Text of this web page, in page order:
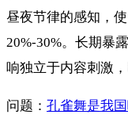
昼夜节律的感知，
20%-30%。长期暴
响独立于内容刺激
问题： 孔雀舞是我